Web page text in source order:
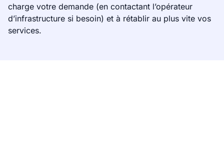
charge votre demande (en contactant l’opérateur
d’infrastructure si besoin) et à rétablir au plus vite vos
services.